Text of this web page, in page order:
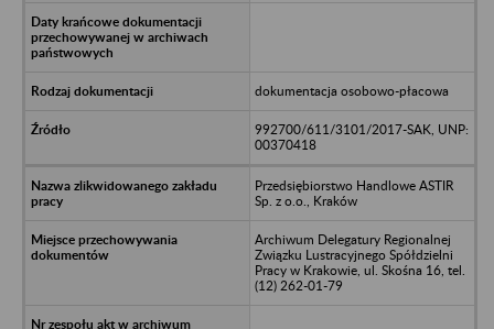
dokumentacja osobowo-płacowa
992700/611/3101/2017-SAK, UNP:
00370418
Przedsiębiorstwo Handlowe ASTIR
Sp. z o.o., Kraków
Archiwum Delegatury Regionalnej
Związku Lustracyjnego Spółdzielni
Pracy w Krakowie, ul. Skośna 16, tel.
(12) 262-01-79